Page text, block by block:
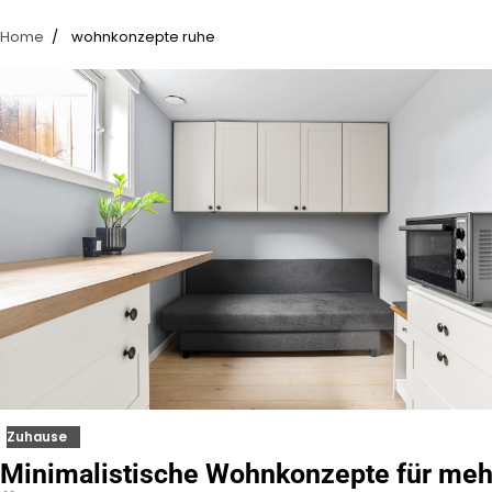
Home wohnkonzepte ruhe
Zuhause
Minimalistische Wohnkonzepte für